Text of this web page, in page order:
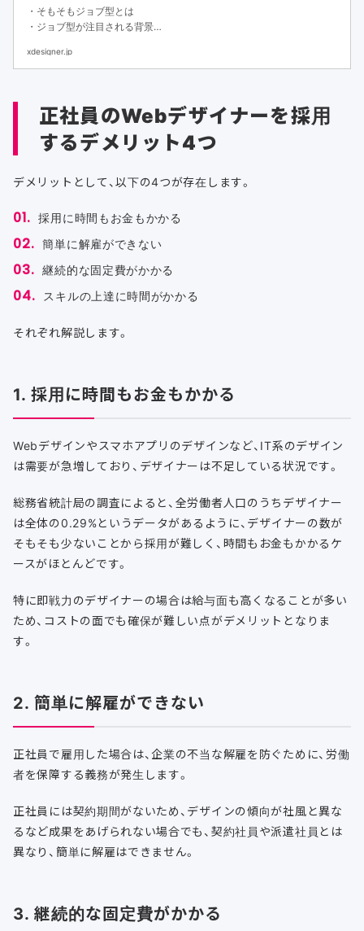
・そもそもジョブ型とは
・ジョブ型が注目される背景
xdesigner.jp
正社員のWebデザイナーを採用
するデメリット4つ
デメリットとして、以下の4つが存在します。
採用に時間もお金もかかる
簡単に解雇ができない
継続的な固定費がかかる
スキルの上達に時間がかかる
それぞれ解説します。
1. 採用に時間もお金もかかる
Webデザインやスマホアプリのデザインなど、IT系のデザイン
は需要が急増しており、デザイナーは不足している状況です。
総務省統計局の調査によると、全労働者人口のうちデザイナー
は全体の0.29%というデータがあるように、デザイナーの数が
そもそも少ないことから採用が難しく、時間もお金もかかるケ
ースがほとんどです。
特に即戦力のデザイナーの場合は給与面も高くなることが多い
ため、コストの面でも確保が難しい点がデメリットとなりま
す。
2. 簡単に解雇ができない
正社員で雇用した場合は、企業の不当な解雇を防ぐために、労働
者を保障する義務が発生します。
正社員には契約期間がないため、デザインの傾向が社風と異な
るなど成果をあげられない場合でも、契約社員や派遣社員とは
異なり、簡単に解雇はできません。
3. 継続的な固定費がかかる